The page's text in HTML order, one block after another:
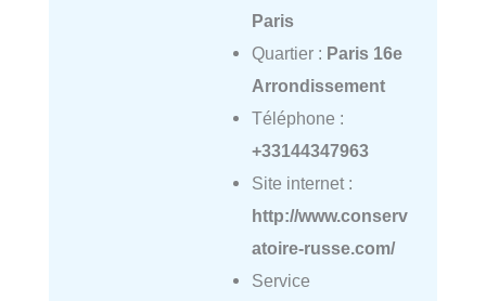
Paris
Quartier : Paris 16e
Arrondissement
Téléphone :
+33144347963
Site internet :
http://www.conserv
atoire-russe.com/
Service